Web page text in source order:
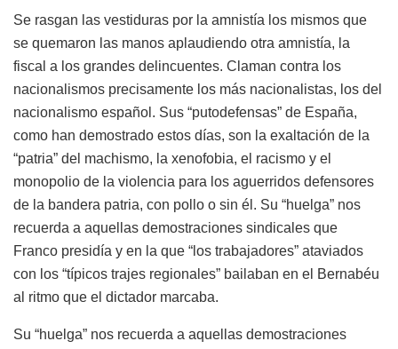
Se rasgan las vestiduras por la amnistía los mismos que
se quemaron las manos aplaudiendo otra amnistía, la
fiscal a los grandes delincuentes. Claman contra los
nacionalismos precisamente los más nacionalistas, los del
nacionalismo español. Sus “putodefensas” de España,
como han demostrado estos días, son la exaltación de la
“patria” del machismo, la xenofobia, el racismo y el
monopolio de la violencia para los aguerridos defensores
de la bandera patria, con pollo o sin él. Su “huelga” nos
recuerda a aquellas demostraciones sindicales que
Franco presidía y en la que “los trabajadores” ataviados
con los “típicos trajes regionales” bailaban en el Bernabéu
al ritmo que el dictador marcaba.
Su “huelga” nos recuerda a aquellas demostraciones